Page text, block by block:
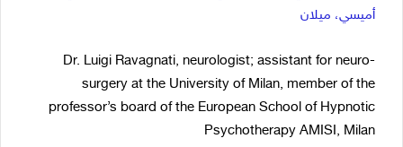
أميسي، ميلان
Dr. Luigi Ravagnati, neurologist; assistant for neuro-
surgery at the University of Milan, member of the
professor’s board of the European School of Hypnotic
Psychotherapy AMISI, Milan